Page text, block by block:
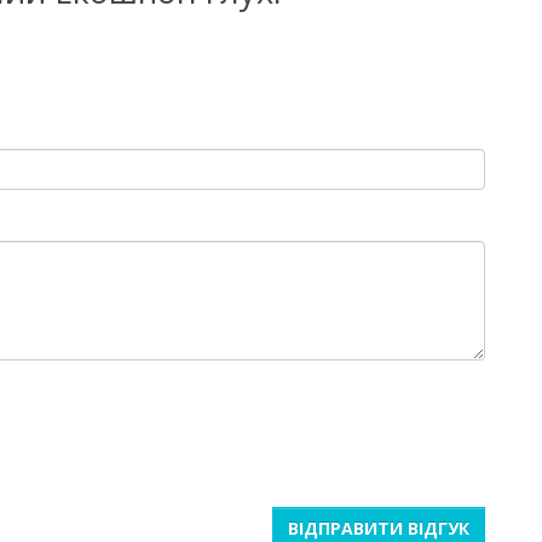
ВІДПРАВИТИ ВІДГУК